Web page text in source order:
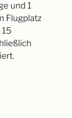
und 1
Flugplatz